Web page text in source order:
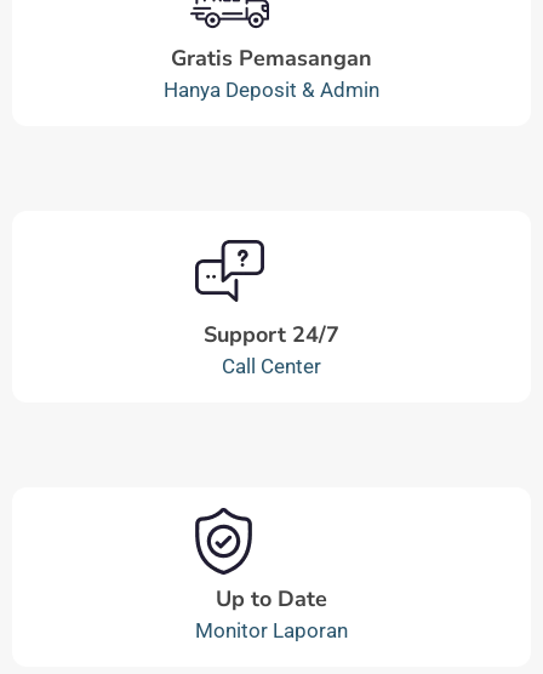
Gratis Pemasangan
Hanya Deposit & Admin
Support 24/7
Call Center
Up to Date
Monitor Laporan